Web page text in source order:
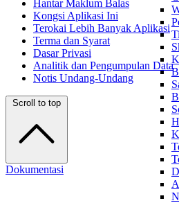
Hantar Maklum Balas
Kongsi Aplikasi Ini
Terokai Lebih Banyak Aplikasi
Terma dan Syarat
Dasar Privasi
Analitik dan Pengumpulan Data
Notis Undang-Undang
Scroll to top
Dokumentasi